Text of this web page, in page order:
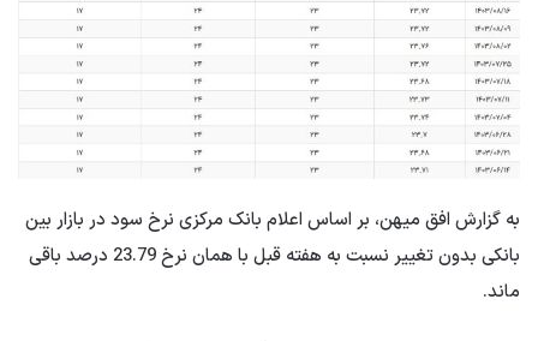
به گزارش افق میهن، بر اساس اعلام بانک مرکزی نرخ سود در بازار بین
بانکی بدون تغییر نسبت به هفته قبل با همان نرخ 23.79 درصد باقی
ماند.